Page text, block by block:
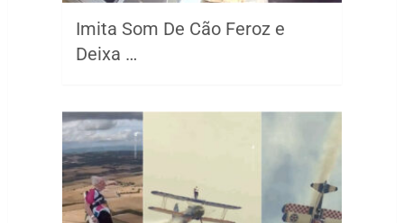
Imita Som De Cão Feroz e
Deixa …